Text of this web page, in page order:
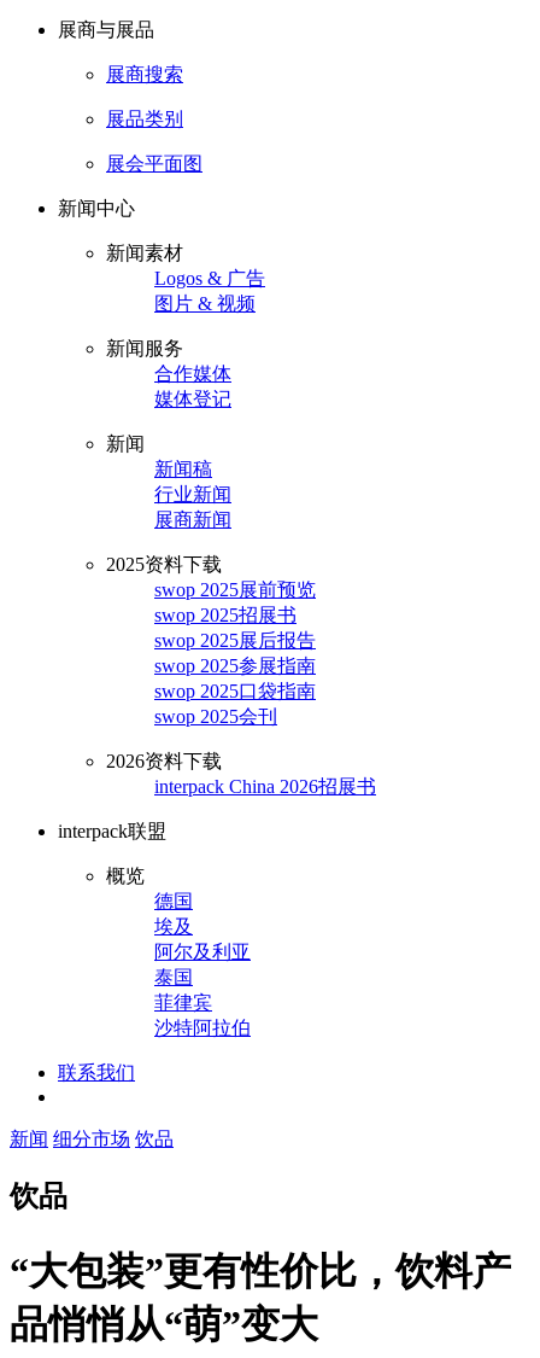
展商与展品
展商搜索
展品类别
展会平面图
新闻中心
新闻素材
Logos & 广告
图片 & 视频
新闻服务
合作媒体
媒体登记
新闻
新闻稿
行业新闻
展商新闻
2025资料下载
swop 2025展前预览
swop 2025招展书
swop 2025展后报告
swop 2025参展指南
swop 2025口袋指南
swop 2025会刊
2026资料下载
interpack China 2026招展书
interpack联盟
概览
德国
埃及
阿尔及利亚
泰国
菲律宾
沙特阿拉伯
联系我们
新闻 细分市场 饮品
饮品
“大包装”更有性价比，饮料产
品悄悄从“萌”变大